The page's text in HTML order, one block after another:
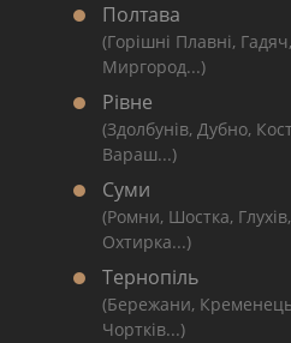
Полтава
(Горішні Плавні,
Миргород...)
Рівне
(Здолбунів, Дубно,
Вараш...)
Суми
(Ромни, Шостка,
Охтирка...)
Тернопіль
(Бережани,
Чортків...)